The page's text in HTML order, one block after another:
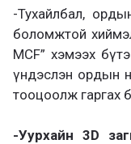
-Тухайлбал,
боломжтой
MCF” хэмээх
үндэслэн ордын
тооцоолж гаргах
-Уурхайн 3D